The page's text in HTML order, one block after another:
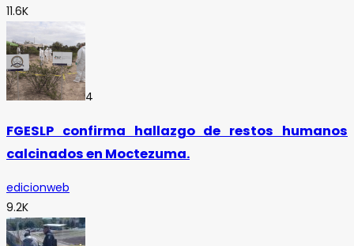
11.6K
4
FGESLP confirma hallazgo de restos humanos
calcinados en Moctezuma.
edicionweb
9.2K